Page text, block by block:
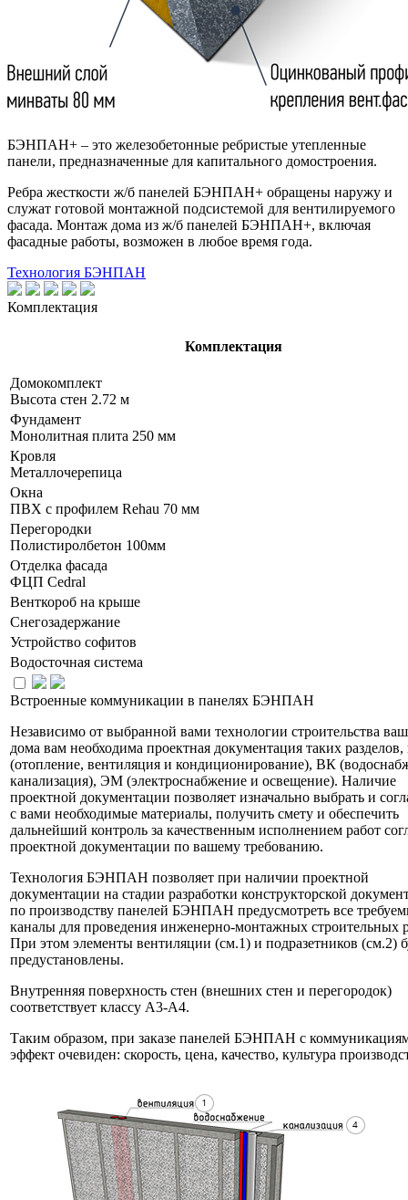
БЭНПАН+ – это железобетонные ребристые утепленные
панели, предназначенные для капитального домостроения.
Ребра жесткости ж/б панелей БЭНПАН+ обращены наружу и
служат готовой монтажной подсистемой для вентилируемого
фасада. Монтаж дома из ж/б панелей БЭНПАН+, включая
фасадные работы, возможен в любое время года.
Технология БЭНПАН
Комплектация
Комплектация
Домокомплект
Высота стен 2.72 м
Фундамент
Монолитная плита 250 мм
Кровля
Металлочерепица
Окна
ПВХ с профилем Rehau 70 мм
Перегородки
Полистиролбетон 100мм
Отделка фасада
ФЦП Cedral
Венткороб на крыше
Снегозадержание
Устройство софитов
Водосточная система
Встроенные коммуникации в панелях БЭНПАН
Независимо от выбранной вами технологии строительства
дома вам необходима проектная документация таких
(отопление, вентиляция и кондиционирование), ВК
канализация), ЭМ (электроснабжение и освещение). Наличие
проектной документации позволяет изначально выбрать и
с вами необходимые материалы, получить смету и обеспечить
дальнейший контроль за качественным исполнением работ
проектной документации по вашему требованию.
Технология БЭНПАН позволяет при наличии проектной
документации на стадии разработки конструкторской
по производству панелей БЭНПАН предусмотреть все
каналы для проведения инженерно-монтажных строительных
При этом элементы вентиляции (см.1) и подразетников (см.2)
предустановлены.
Внутренняя поверхность стен (внешних стен и перегородок)
соответствует классу А3-А4.
Таким образом, при заказе панелей БЭНПАН с
эффект очевиден: скорость, цена, качество, культура